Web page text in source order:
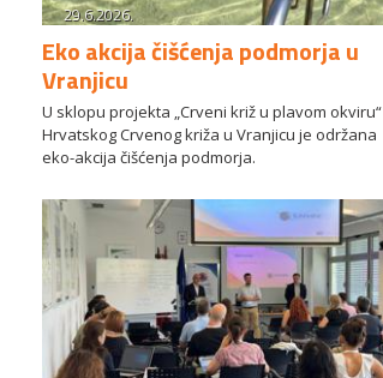
29.6.2026.
Eko akcija čišćenja podmorja u
Vranjicu
U sklopu projekta „Crveni križ u plavom okviru“
Hrvatskog Crvenog križa u Vranjicu je održana
eko-akcija čišćenja podmorja.